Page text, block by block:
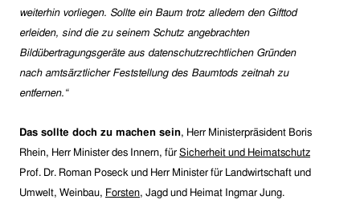
weiterhin vorliegen. Sollte ein Baum trotz alledem den Gifttod
erleiden, sind die zu seinem Schutz angebrachten
Bildübertragungsgeräte aus datenschutzrechtlichen Gründen
nach amtsärztlicher Feststellung des Baumtods zeitnah zu
entfernen. “
Das sollte doch zu machen sein, Herr Ministerpräsident Boris
Rhein, Herr Minister des Innern, für Sicherheit und Heimatschutz
Prof. Dr. Roman Poseck und Herr Minister für Landwirtschaft und
Umwelt, Weinbau, Forsten, Jagd und Heimat Ingmar Jung.